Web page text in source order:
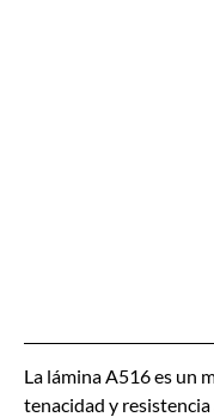
La lámina A516 es un
tenacidad y